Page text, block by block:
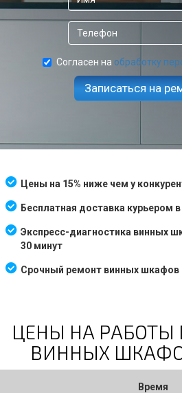
Согласен на обработку
Записаться на
Цены на 15% ниже чем у
Бесплатная доставка курьером
Экспресс-диагностика винных
30 минут
Срочный ремонт винных шкафов
ЦЕНЫ НА РАБОТЫ
ВИННЫХ
Время